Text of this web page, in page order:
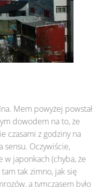
Mem powyżej powstał
dowodem na to, że
czasami z godziny na
Oczywiście,
w japonkach (chyba, że
tak zimno, jak się
a tymczasem było